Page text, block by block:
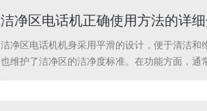
洁净区电话机正确使用方法的详
洁净区电话机机身采用平滑的设计，便于清洁
也维护了洁净区的洁净度标准。在功能方面，通